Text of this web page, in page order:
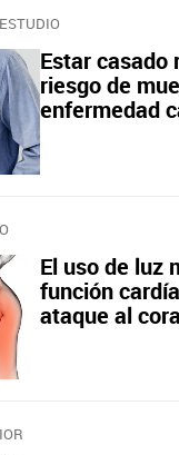
Estar casado
riesgo de
enfermedad
El uso de luz
función
ataque al